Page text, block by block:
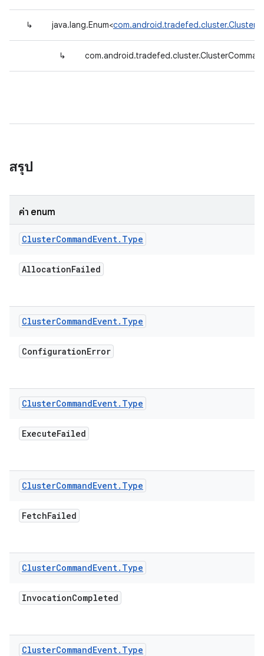
↳ java.lang.Enum<
↳
สรุป
ค่า enum
ClusterCommandEvent. Type
AllocationFailed
ClusterCommandEvent. Type
ConfigurationError
ClusterCommandEvent. Type
ExecuteFailed
ClusterCommandEvent. Type
FetchFailed
ClusterCommandEvent. Type
InvocationCompleted
ClusterCommandEvent. Type